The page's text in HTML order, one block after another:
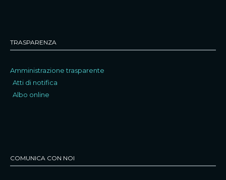
TRASPARENZA
Amministrazione trasparente
Atti di notifica
Albo online
COMUNICA CON NOI